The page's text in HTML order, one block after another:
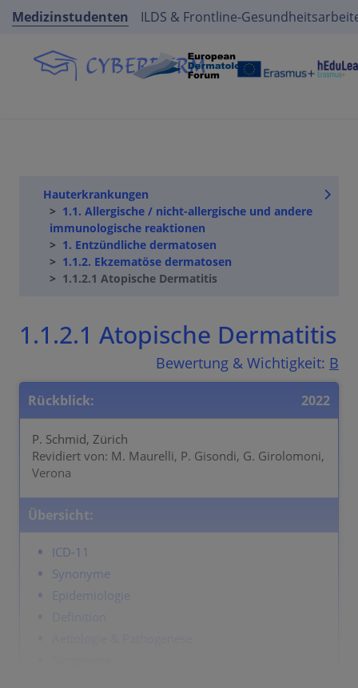
Medizinstudenten ILDS & Frontline-
Hauterkrankungen
1.1. Allergische / nicht-allergische und andere
immunologische reaktionen
1. Entzündliche dermatosen
1.1.2. Ekzematöse dermatosen
1.1.2.1 Atopische Dermatitis
1.1.2.1 Atopische Dermatitis
Bewertung & Wichtigkeit: B
Rückblick: 2022
P. Schmid, Zürich
Revidiert von: M. Maurelli, P. Gisondi, G. Girolomoni,
Verona
Übersicht:
ICD-11
Synonyme
Epidemiologie